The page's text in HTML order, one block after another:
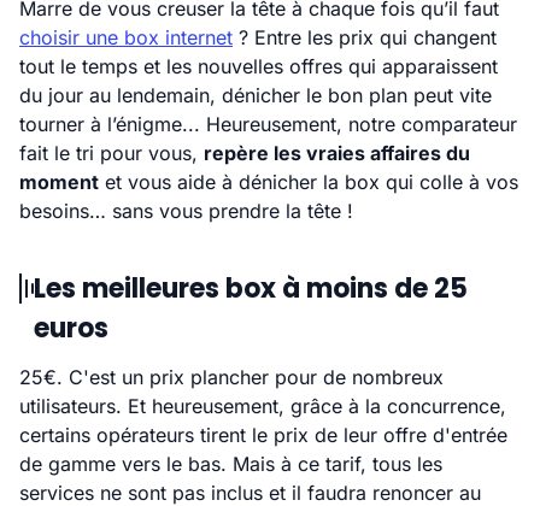
Marre de vous creuser la tête à chaque fois qu’il faut
choisir une box internet ? Entre les prix qui changent
tout le temps et les nouvelles offres qui apparaissent
du jour au lendemain, dénicher le bon plan peut vite
tourner à l’énigme... Heureusement, notre comparateur
fait le tri pour vous, repère les vraies affaires du
moment et vous aide à dénicher la box qui colle à vos
besoins… sans vous prendre la tête !
Les meilleures box à moins de 25
euros
25€. C'est un prix plancher pour de nombreux
utilisateurs. Et heureusement, grâce à la concurrence,
certains opérateurs tirent le prix de leur offre d'entrée
de gamme vers le bas. Mais à ce tarif, tous les
services ne sont pas inclus et il faudra renoncer au